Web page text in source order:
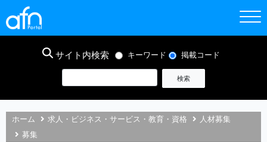
サイト内検索 キーワード 掲載コード
ホーム 求人・ビジネス・サービス・教育・資格
人材募集
募集